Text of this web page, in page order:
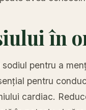
în
pentru a
pentru
cardiac.